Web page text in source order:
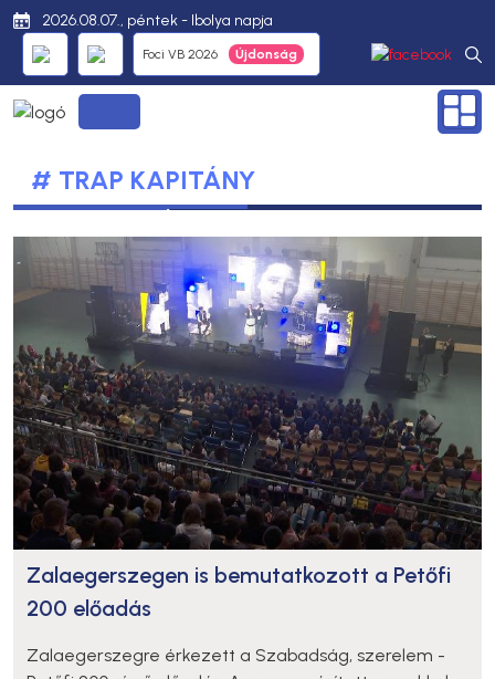
2026.08.07., péntek - Ibolya napja
Foci VB 2026
# TRAP KAPITÁNY
Zalaegerszegen is bemutatkozott a Petőfi
200 előadás
Zalaegerszegre érkezett a Szabadság, szerelem -